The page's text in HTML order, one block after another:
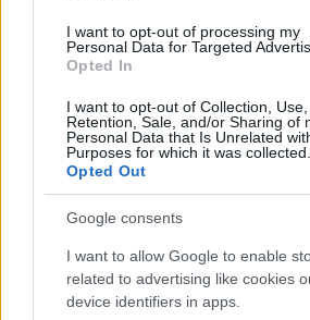
I want to opt-out of processing my
Personal Data for Targeted
Opted In
I want to opt-out of Collection, Use,
Retention, Sale, and/or Sharing of
Personal Data that Is Unrelated
Purposes for which it was collected.
Opted Out
Google consents
I want to allow Google to enable
related to advertising like cookies
device identifiers in apps.
PIÙ LETTI
XPENG Partner del Teatro del
Elettrici e Musica in Sinfonia
Rilancio degli impianti sciistici in
Scoperte carcasse di moto e
destinati al Senegal